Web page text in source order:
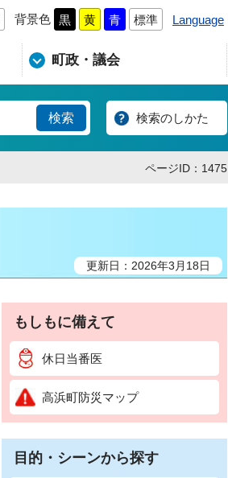
背景色 黒 黄 青 標準 Language
町政・議会
検索のしかた
ページID：1475
更新日：2026年3月18日
もしもに備えて
休日当番医
高浜町防災マップ
目的・シーンから探す